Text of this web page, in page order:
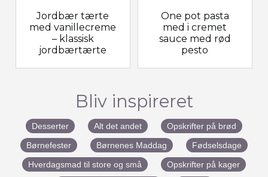
Jordbær tærte
med vanillecreme
– klassisk
jordbærtærte
One pot pasta
med i cremet
sauce med rød
pesto
Bliv inspireret
Desserter Alt det andet
Opskrifter på brød
Børnefester
Børnenes Maddag
Fødselsdage
Hverdagsmad til store og små
Opskrifter på kager